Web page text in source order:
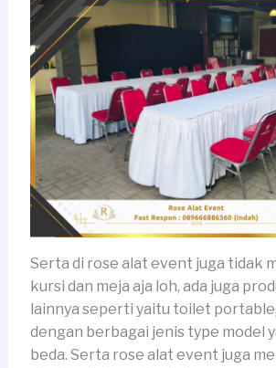
Serta di rose alat event juga tidak
kursi dan meja aja loh, ada juga
lainnya seperti yaitu toilet portable,
dengan berbagai jenis type model
beda. Serta rose alat event juga